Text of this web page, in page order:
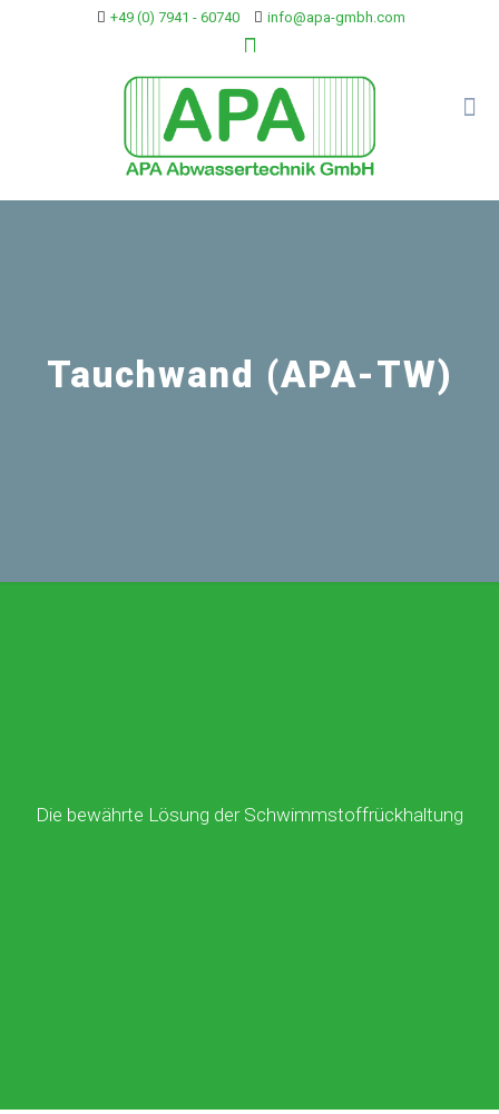
+49 (0) 7941 - 60740 info@apa-gmbh.com
Tauchwand (APA-TW)
Die bewährte Lösung der Schwimmstoffrückhaltung